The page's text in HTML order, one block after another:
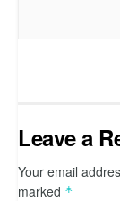
Leave a
Your email
marked *